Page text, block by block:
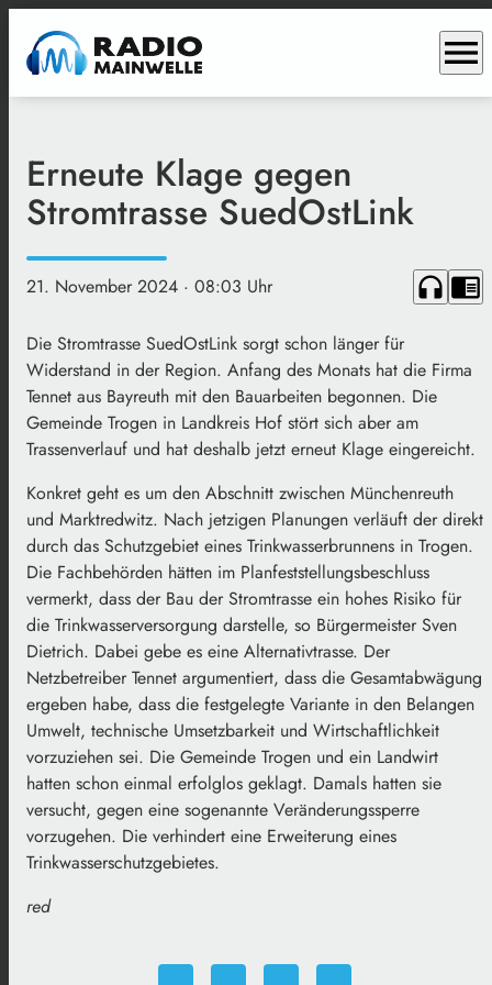
menu
Erneute Klage gegen
Stromtrasse SuedOstLink
21. November 2024 · 08:03 Uhr headphones chrome_reader_mode
Die Stromtrasse SuedOstLink sorgt schon länger für
Widerstand in der Region. Anfang des Monats hat die Firma
Tennet aus Bayreuth mit den Bauarbeiten begonnen. Die
Gemeinde Trogen in Landkreis Hof stört sich aber am
Trassenverlauf und hat deshalb jetzt erneut Klage eingereicht.
Konkret geht es um den Abschnitt zwischen Münchenreuth
und Marktredwitz. Nach jetzigen Planungen verläuft der direkt
durch das Schutzgebiet eines Trinkwasserbrunnens in Trogen.
Die Fachbehörden hätten im Planfeststellungsbeschluss
vermerkt, dass der Bau der Stromtrasse ein hohes Risiko für
die Trinkwasserversorgung darstelle, so Bürgermeister Sven
Dietrich. Dabei gebe es eine Alternativtrasse. Der
Netzbetreiber Tennet argumentiert, dass die Gesamtabwägung
ergeben habe, dass die festgelegte Variante in den Belangen
Umwelt, technische Umsetzbarkeit und Wirtschaftlichkeit
vorzuziehen sei. Die Gemeinde Trogen und ein Landwirt
hatten schon einmal erfolglos geklagt. Damals hatten sie
versucht, gegen eine sogenannte Veränderungssperre
vorzugehen. Die verhindert eine Erweiterung eines
Trinkwasserschutzgebietes.
red